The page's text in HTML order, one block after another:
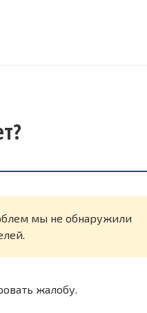
мы не обнаружили
жалобу.